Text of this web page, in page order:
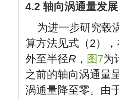
4.2 轴向涡通量发展
为进一步研究毂
算方法见式（2）
外至半径R ， 图7为
之前的轴向涡通量
涡通量降至零。由